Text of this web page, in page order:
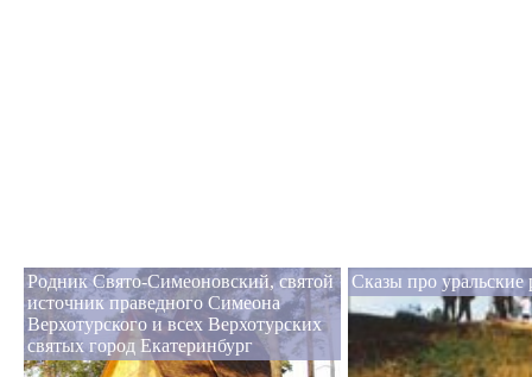
Родник Свято-Симеоновский, святой
источник праведного Симеона
Верхотурского и всех Верхотурских
святых город Екатеринбург
Сказы про уральские